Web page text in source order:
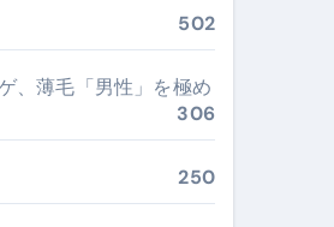
レーター #小林将大
ナレーター #小林将大
502
、薄毛「男性」を極め
306
250